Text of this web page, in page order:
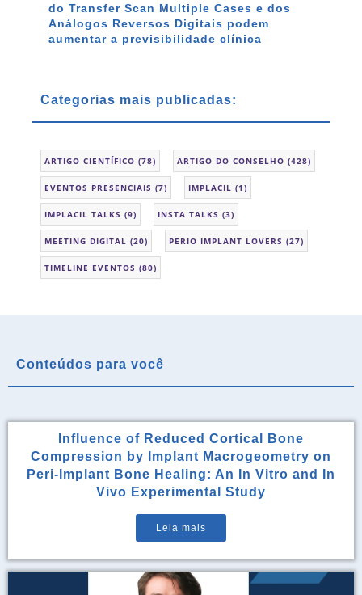
do Transfer Scan Multiple Cases e dos
Análogos Reversos Digitais podem
aumentar a previsibilidade clínica
Categorias mais publicadas:
ARTIGO CIENTÍFICO (78) ARTIGO DO CONSELHO (428)
EVENTOS PRESENCIAIS (7) IMPLACIL (1)
IMPLACIL TALKS (9) INSTA TALKS (3)
MEETING DIGITAL (20) PERIO IMPLANT LOVERS (27)
TIMELINE EVENTOS (80)
Conteúdos para você
Influence of Reduced Cortical Bone
Compression by Implant Macrogeometry on
Peri-Implant Bone Healing: An In Vitro and In
Vivo Experimental Study
Leia mais